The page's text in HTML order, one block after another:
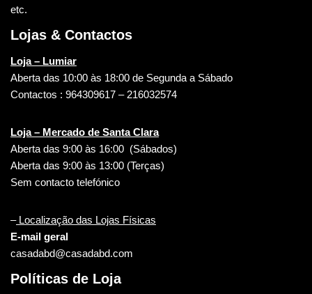
etc.
Lojas & Contactos
Loja – Lumiar
Aberta das 10:00 às 18:00 de Segunda a Sábado
Contactos : 964309617 – 216032574
Loja – Mercado de Santa Clara
Aberta das 9:00 às 16:00 (Sábados)
Aberta das 9:00 às 13:00 (Terças)
Sem contacto telefónico
–Localização das Lojas Físicas
E-mail geral
casadabd@casadabd.com
Políticas de Loja